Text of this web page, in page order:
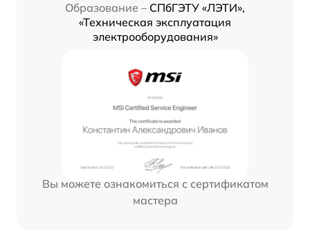
Образование – СПбГЭТУ «ЛЭТИ»,
«Техническая эксплуатация
электрооборудования»
Вы можете ознакомиться с сертификатом
мастера